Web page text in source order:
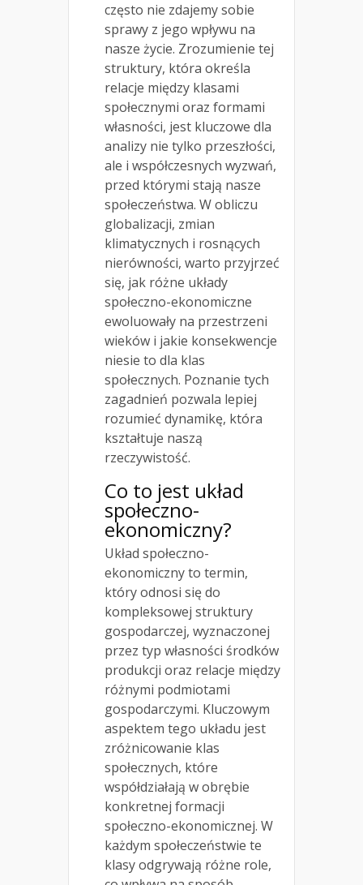
często nie zdajemy sobie
sprawy z jego wpływu na
nasze życie. Zrozumienie tej
struktury, która określa
relacje między klasami
społecznymi oraz formami
własności, jest kluczowe dla
analizy nie tylko przeszłości,
ale i współczesnych wyzwań,
przed którymi stają nasze
społeczeństwa. W obliczu
globalizacji, zmian
klimatycznych i rosnących
nierówności, warto przyjrzeć
się, jak różne układy
społeczno-ekonomiczne
ewoluowały na przestrzeni
wieków i jakie konsekwencje
niesie to dla klas
społecznych. Poznanie tych
zagadnień pozwala lepiej
rozumieć dynamikę, która
kształtuje naszą
rzeczywistość.
Co to jest układ
społeczno-
ekonomiczny?
Układ społeczno-
ekonomiczny to termin,
który odnosi się do
kompleksowej struktury
gospodarczej, wyznaczonej
przez typ własności środków
produkcji oraz relacje między
różnymi podmiotami
gospodarczymi. Kluczowym
aspektem tego układu jest
zróżnicowanie klas
społecznych, które
współdziałają w obrębie
konkretnej formacji
społeczno-ekonomicznej. W
każdym społeczeństwie te
klasy odgrywają różne role,